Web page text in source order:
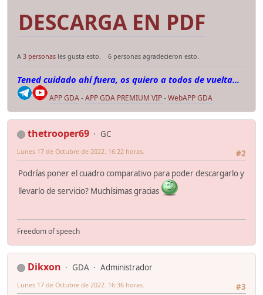
DESCARGA EN PDF
A 3 personas les gusta esto. 6 personas agradecieron esto.
Tened cuidado ahí fuera, os quiero a todos de vuelta...
APP GDA-APP GDA PREMIUM VIP-WebAPP GDA
thetrooper69
GC
#2
Lunes 17 de Octubre de 2022. 16:22 horas.
Podrías poner el cuadro comparativo para poder descargarlo y
llevarlo de servicio? Muchísimas gracias
Freedom of speech
Dikxon GDA
Administrador
#3
Lunes 17 de Octubre de 2022. 16:36 horas.